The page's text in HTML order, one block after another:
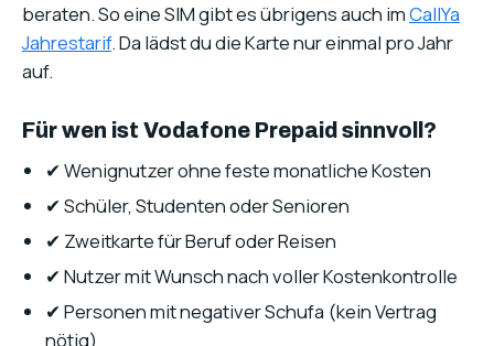
beraten. So eine SIM gibt es übrigens auch imCallYa
Jahrestarif. Da lädst du die Karte nur einmal pro Jahr
auf.
Für wen ist Vodafone Prepaid sinnvoll?
✔ Wenignutzer ohne feste monatliche Kosten
✔ Schüler, Studenten oder Senioren
✔ Zweitkarte für Beruf oder Reisen
✔ Nutzer mit Wunsch nach voller Kostenkontrolle
✔ Personen mit negativer Schufa (kein Vertrag
nötig)